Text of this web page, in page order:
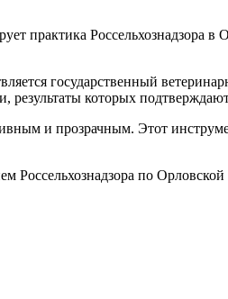
практика Россельхознадзора
государственный
которых
и прозрачным. Этот
Россельхознадзора по